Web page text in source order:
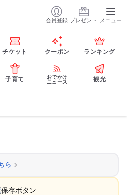
会員登録 プレゼント メニュー
チケット クーポン ランキング
子育て
おでかけ
ニュース
観光
ら